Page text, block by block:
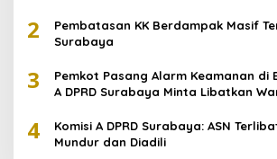
2
Pembatasan KK Berdampak Masif
Surabaya
3
Pemkot Pasang Alarm Keamanan di
A DPRD Surabaya Minta Libatkan
4
Komisi A DPRD Surabaya: ASN
Mundur dan Diadili